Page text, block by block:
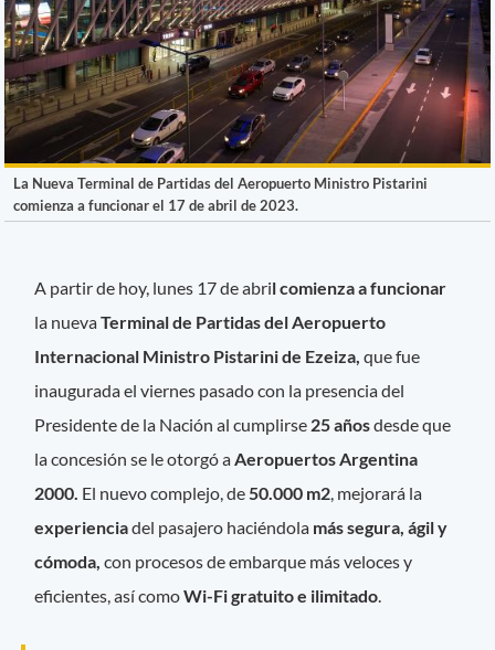
La Nueva Terminal de Partidas del Aeropuerto Ministro Pistarini
comienza a funcionar el 17 de abril de 2023.
A partir de hoy, lunes 17 de abril comienza a funcionar
la nuevaTerminal de Partidas del Aeropuerto
Internacional Ministro Pistarini de Ezeiza, que fue
inaugurada el viernes pasado con la presencia del
Presidente de la Nación al cumplirse 25 añosdesde que
la concesión se le otorgó a Aeropuertos Argentina
2000. El nuevo complejo, de 50.000 m2 , mejorará la
experienciadel pasajero haciéndola más segura, ágil y
cómoda, con procesos de embarque más veloces y
eficientes, así comoWi-Fi gratuito e ilimitado